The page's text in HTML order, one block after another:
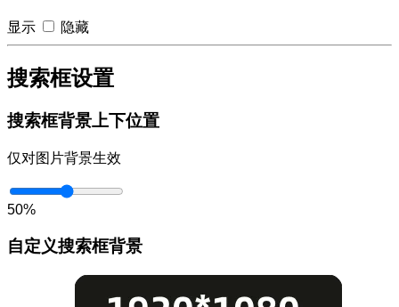
显示 隐藏
搜索框设置
搜索框背景上下位置
仅对图片背景生效
50%
自定义搜索框背景